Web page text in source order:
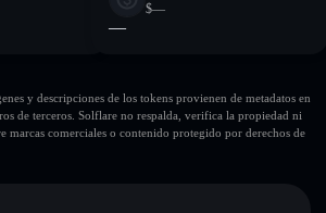
$—
—
y descripciones de los tokens provienen de metadatos en
de terceros. Solflare no respalda, verifica la propiedad ni
marcas comerciales o contenido protegido por derechos de